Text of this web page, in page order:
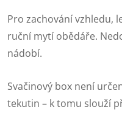
Pro zachování vzhledu,
ruční mytí obědáře.
nádobí.
Svačinový box není
tekutin – k tomu slouží